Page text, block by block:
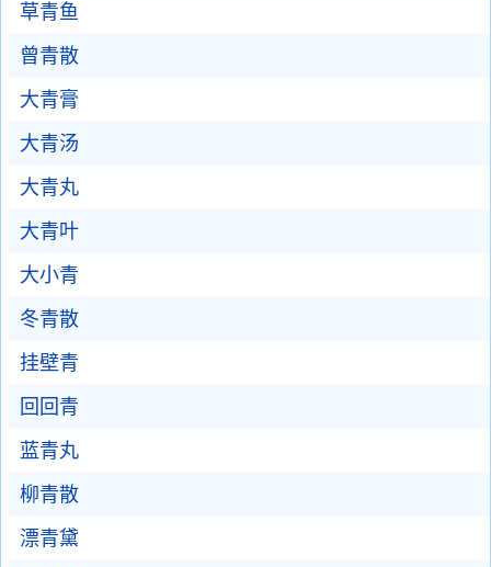
草青鱼
曾青散
大青膏
大青汤
大青丸
大青叶
大小青
冬青散
挂壁青
回回青
蓝青丸
柳青散
漂青黛